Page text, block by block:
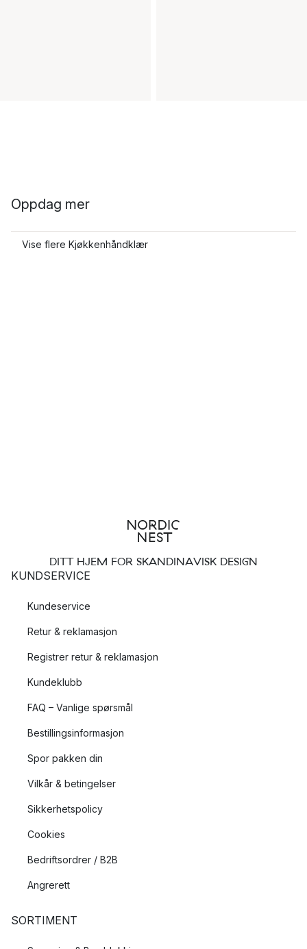
Oppdag mer
Vise flere Kjøkkenhåndklær
DITT HJEM FOR SKANDINAVISK DESIGN
KUNDSERVICE
Kundeservice
Retur & reklamasjon
Registrer retur & reklamasjon
Kundeklubb
FAQ – Vanlige spørsmål
Bestillingsinformasjon
Spor pakken din
Vilkår & betingelser
Sikkerhetspolicy
Cookies
Bedriftsordrer / B2B
Angrerett
SORTIMENT